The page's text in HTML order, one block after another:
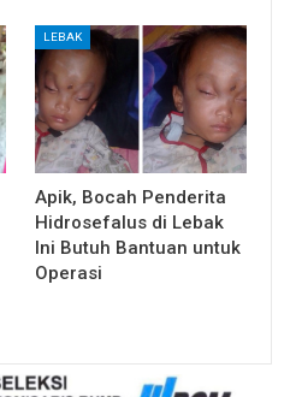
LEBAK
Apik, Bocah Penderita
Hidrosefalus di Lebak
Ini Butuh Bantuan untuk
Operasi